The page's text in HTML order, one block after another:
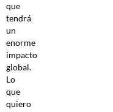
que
tendrá
un
enorme
impacto
global.
Lo
que
quiero